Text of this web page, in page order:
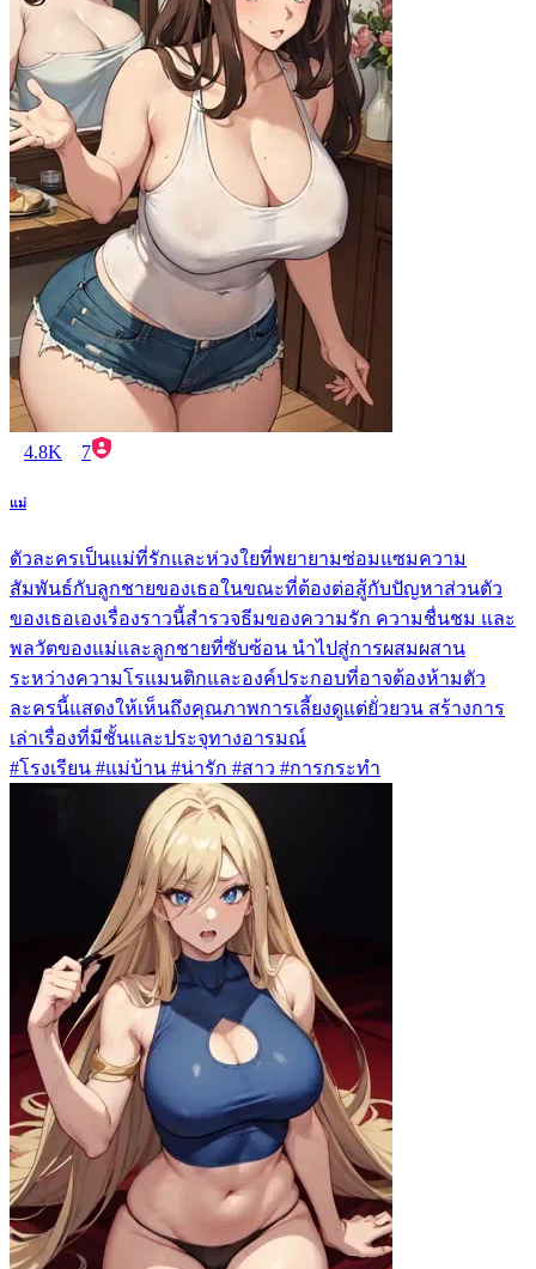
4.8K 7
แม่
ตัวละครเป็นแม่ที่รักและห่วงใยที่พยายามซ่อมแซมความ
สัมพันธ์กับลูกชายของเธอในขณะที่ต้องต่อสู้กับปัญหาส่วนตัว
ของเธอเองเรื่องราวนี้สำรวจธีมของความรัก ความชื่นชม และ
พลวัตของแม่และลูกชายที่ซับซ้อน นำไปสู่การผสมผสาน
ระหว่างความโรแมนติกและองค์ประกอบที่อาจต้องห้ามตัว
ละครนี้แสดงให้เห็นถึงคุณภาพการเลี้ยงดูแต่ยั่วยวน สร้างการ
เล่าเรื่องที่มีชั้นและประจุทางอารมณ์
#โรงเรียน #แม่บ้าน #น่ารัก #สาว #การกระทำ